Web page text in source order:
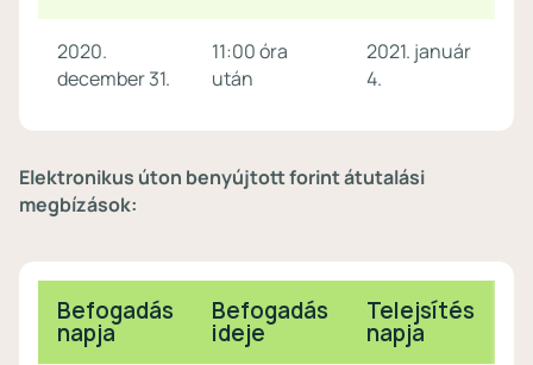
2020.
december 31.
11:00 óra
után
2021. január
4.
Elektronikus úton benyújtott forint átutalási
megbízások:
Befogadás
napja
Befogadás
ideje
Telejsítés
napja